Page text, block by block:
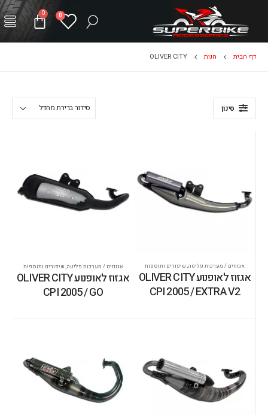
0
0
דף הבית חנות OLIVER CITY
סינון
אגזוזים / מערכות פליטה, שיפורים ותוספות
אגזוז לאופנוע OLIVER CITY
CPI 2005 / EXTRA V2
אגזוזים / מערכות פליטה, שיפורים ותוספות
אגזוז לאופנוע OLIVER CITY
CPI 2005 / GO